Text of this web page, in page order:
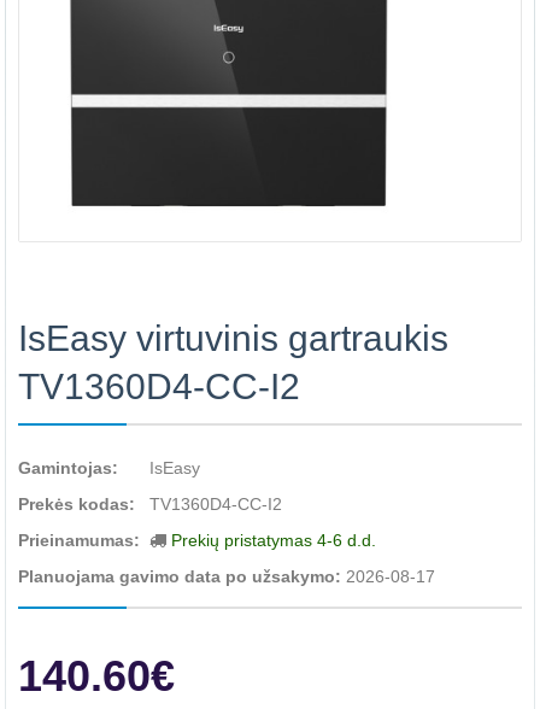
IsEasy virtuvinis gartraukis
TV1360D4-CC-I2
Gamintojas:
IsEasy
Prekės kodas:
TV1360D4-CC-I2
Prieinamumas:
Prekių pristatymas 4-6 d.d.
Planuojama gavimo data po užsakymo: 2026-08-17
140.60€